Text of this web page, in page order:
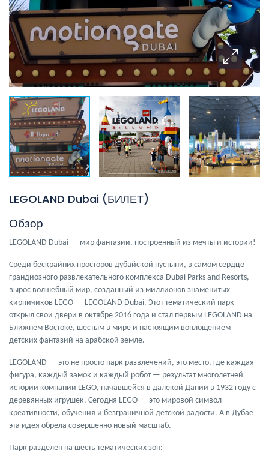
LEGOLAND Dubai (БИЛЕТ)
Обзор
LEGOLAND Dubai — мир фантазии, построенный из мечты и истории!
Среди бескрайних просторов дубайской пустыни, в самом сердце
грандиозного развлекательного комплекса Dubai Parks and Resorts,
вырос волшебный мир, созданный из миллионов знаменитых
кирпичиков LEGO — LEGOLAND Dubai. Этот тематический парк
открыл свои двери в октябре 2016 года и стал первым LEGOLAND на
Ближнем Востоке, шестым в мире и настоящим воплощением
детских фантазий на арабской земле.
LEGOLAND — это не просто парк развлечений, это место, где каждая
фигура, каждый замок и каждый робот — результат многолетней
истории компании LEGO, начавшейся в далёкой Дании в 1932 году с
деревянных игрушек. Сегодня LEGO — это мировой символ
креативности, обучения и безграничной детской радости. А в Дубае
эта идея обрела совершенно новый масштаб.
Парк разделён на шесть тематических зон: